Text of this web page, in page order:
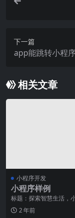
下一篇
app能跳转小程
相关文章
小程序开发
小程序样例
标题：探索智慧生活，
无穷乐趣随着科技的不
能设备的普及，智慧生
2 年前